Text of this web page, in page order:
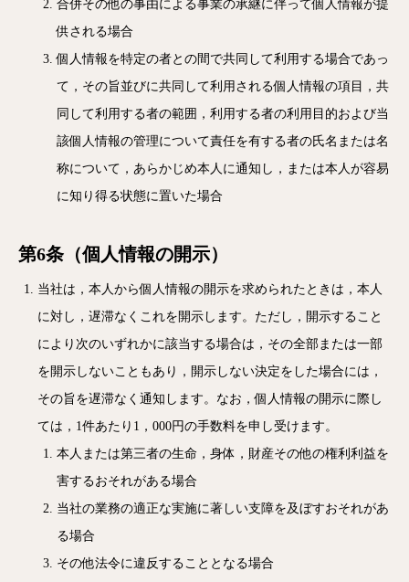
合併その他の事由による事業の承継に伴って個人情報が提
供される場合
個人情報を特定の者との間で共同して利用する場合であっ
て，その旨並びに共同して利用される個人情報の項目，共
同して利用する者の範囲，利用する者の利用目的および当
該個人情報の管理について責任を有する者の氏名または名
称について，あらかじめ本人に通知し，または本人が容易
に知り得る状態に置いた場合
第6条（個人情報の開示）
当社は，本人から個人情報の開示を求められたときは，本人
に対し，遅滞なくこれを開示します。ただし，開示すること
により次のいずれかに該当する場合は，その全部または一部
を開示しないこともあり，開示しない決定をした場合には，
その旨を遅滞なく通知します。なお，個人情報の開示に際し
ては，1件あたり1，000円の手数料を申し受けます。
本人または第三者の生命，身体，財産その他の権利利益を
害するおそれがある場合
当社の業務の適正な実施に著しい支障を及ぼすおそれがあ
る場合
その他法令に違反することとなる場合